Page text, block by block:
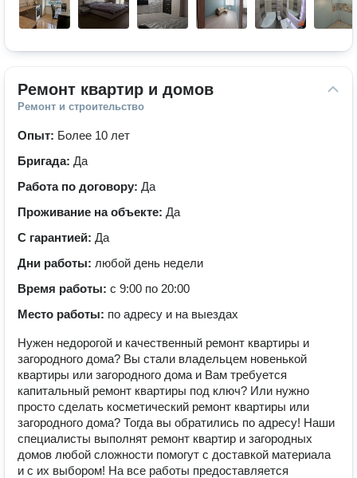
Ремонт квартир и домов
Ремонт и строительство
Опыт: Более 10 лет
Бригада: Да
Работа по договору: Да
Проживание на объекте: Да
С гарантией: Да
Дни работы: любой день недели
Время работы: с 9:00 по 20:00
Место работы: по адресу и на выездах
Нужен недорогой и качественный ремонт квартиры и
загородного дома? Вы стали владельцем новенькой
квартиры или загородного дома и Вам требуется
капитальный ремонт квартиры под ключ? Или нужно
просто сделать косметический ремонт квартиры или
загородного дома? Тогда вы обратились по адресу! Наши
специалисты выполнят ремонт квартир и загородных
домов любой сложности помогут с доставкой материала
и с их выбором! На все работы предоставляется